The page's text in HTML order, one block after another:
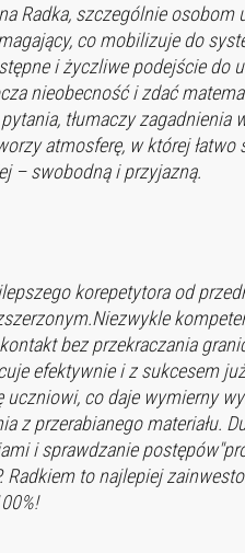
Radka, szczególnie
co mobilizuje do
i życzliwe podejście do
nieobecność i zdać
tłumaczy
atmosferę, w której
– swobodną i przyjazną.
korepetytora od
bez przekraczania
efektywnie i z sukcesem
uczniowi, co daje wymierny
z przerabianego materiału.
i sprawdzanie
Radkiem to najlepiej